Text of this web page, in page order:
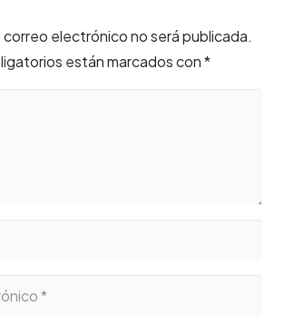
correo electrónico no será publicada.
están marcados con*